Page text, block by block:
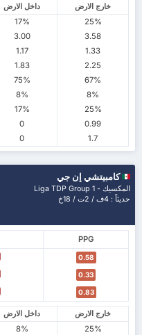
داخل الارض
خارج الارض
17%
25%
3.00
3.58
1.17
1.33
1.83
2.25
75%
67%
8%
8%
17%
25%
0
0.99
0 1.7
كامبيتشي إن جي
المكسيك - Liga TDP Group 1
حديثاً : 4ف / 2ت / 18خ
PPG
0.58
0.33
0.83
داخل الارض
خارج الارض
8%
25%